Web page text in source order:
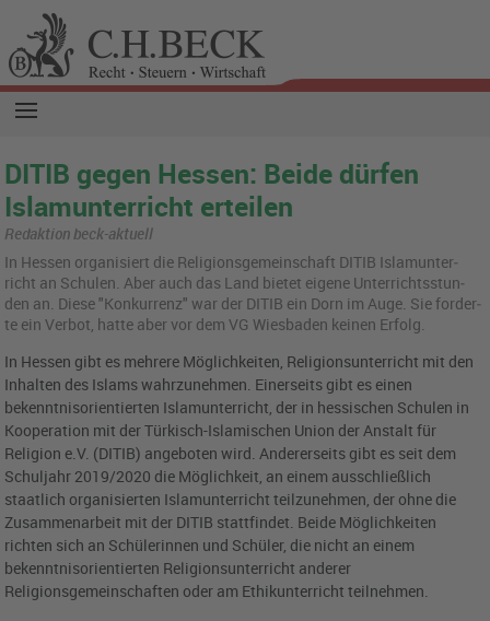
DITIB gegen Hessen: Beide dürfen
Islamunterricht erteilen
Redaktion beck-aktuell
In Hes­sen or­ga­ni­siert die Re­li­gi­ons­ge­mein­schaft DITIB Is­lam­un­ter­
richt an Schu­len. Aber auch das Land bie­tet ei­ge­ne Un­ter­richts­stun­
den an. Diese "Kon­kur­renz" war der DITIB ein Dorn im Auge. Sie for­der­
te ein Ver­bot, hatte aber vor dem VG Wies­ba­den kei­nen Er­folg.
In Hessen gibt es mehrere Möglichkeiten, Religionsunterricht mit den
Inhalten des Islams wahrzunehmen. Einerseits gibt es einen
bekenntnisorientierten Islamunterricht, der in hessischen Schulen in
Kooperation mit der Türkisch-Islamischen Union der Anstalt für
Religion e.V. (DITIB) angeboten wird. Andererseits gibt es seit dem
Schuljahr 2019/2020 die Möglichkeit, an einem ausschließlich
staatlich organisierten Islamunterricht teilzunehmen, der ohne die
Zusammenarbeit mit der DITIB stattfindet. Beide Möglichkeiten
richten sich an Schülerinnen und Schüler, die nicht an einem
bekenntnisorientierten Religionsunterricht anderer
Religionsgemeinschaften oder am Ethikunterricht teilnehmen.